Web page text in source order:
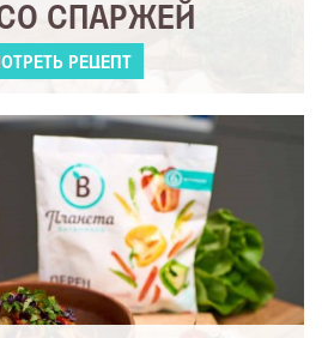
СПАРЖЕЙ
РЕЦЕПТ